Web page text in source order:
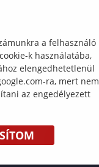
a felhasználó
k használatába,
elengedhetetlenül
ra, mert nem
az engedélyezett